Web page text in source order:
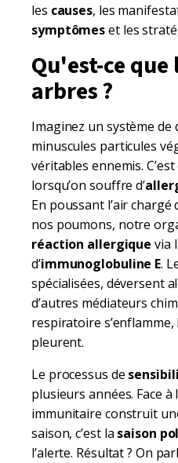
les causes, les
symptômeset les
Qu'est-ce
arbres ?
Imaginez un système
minuscules particules
véritables ennemis.
lorsqu’on souffre d’
En poussant l’air chargé
nos poumons, notre
réaction allergique via
d’immunoglobuline E.
spécialisées, déversent
d’autres médiateurs
respiratoire s’enflamme,
pleurent.
Le processus de
plusieurs années. Face à
immunitaire construit
saison, c’est la saison
l’alerte. Résultat ? On